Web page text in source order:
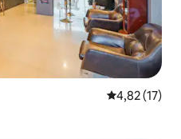
Évaluation
4,82 (17)